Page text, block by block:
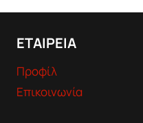
ΕΤΑΙΡΕΙΑ
Προφίλ
Επικοινωνία